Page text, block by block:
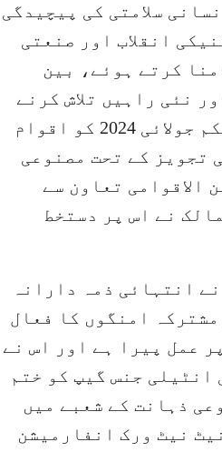
سلامتی کی پیچیدگی
انقلاب اور صنعتی
کرتے ہوئے، بین
نئی راہیں تلاش کرنے
کی ضرورت ہے،منگل کے روز چینی میڈ یا نے بتا یا کہ یکم جولائی 2024 کو اقوام
تجویز کے تحت مصنوعی
الاقوامی تعاون سے
کی گئی اور 140 سے زائد ممالک نے اس پر دستخط
انتہائی ذمہ دارانہ
امنگوں کا فعال
عمل پیرا ہے اور اس نے
انٹیلی جنس گیپ کو ختم
ذہانت کے شعبے میں
میں چائنا انٹرنیٹ نیٹ ورک انفارمیشن